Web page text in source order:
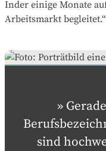
Inder einige Monate
Arbeitsmarkt begleitet.“
sind